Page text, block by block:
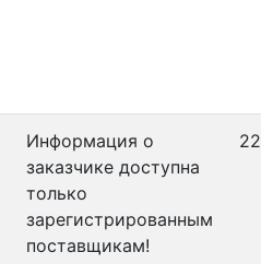
Информация о
заказчике доступна
только
зарегистрированным
поставщикам!